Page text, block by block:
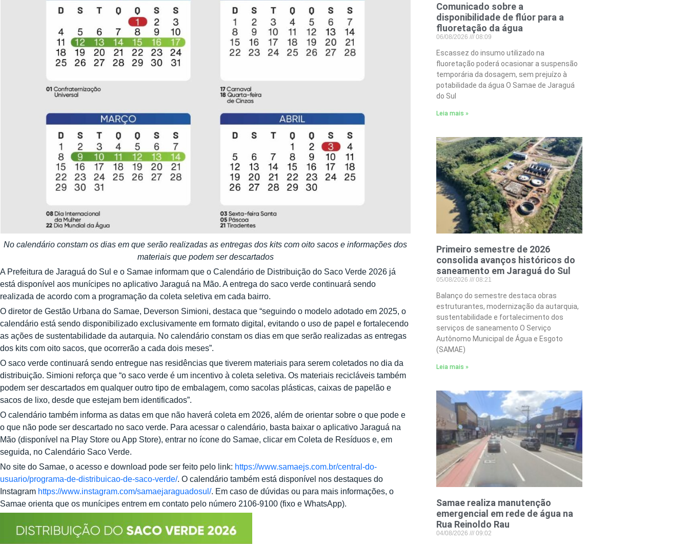
No calendário constam os dias em que serão realizadas as entregas dos kits com oito sacos e informações dos
materiais que podem ser descartados
A Prefeitura de Jaraguá do Sul e o Samae informam que o Calendário de Distribuição do Saco Verde 2026 já
está disponível aos munícipes no aplicativo Jaraguá na Mão. A entrega do saco verde continuará sendo
realizada de acordo com a programação da coleta seletiva em cada bairro.
O diretor de Gestão Urbana do Samae, Deverson Simioni, destaca que “seguindo o modelo adotado em 2025, o
calendário está sendo disponibilizado exclusivamente em formato digital, evitando o uso de papel e fortalecendo
as ações de sustentabilidade da autarquia. No calendário constam os dias em que serão realizadas as entregas
dos kits com oito sacos, que ocorrerão a cada dois meses”.
O saco verde continuará sendo entregue nas residências que tiverem materiais para serem coletados no dia da
distribuição. Simioni reforça que “o saco verde é um incentivo à coleta seletiva. Os materiais recicláveis também
podem ser descartados em qualquer outro tipo de embalagem, como sacolas plásticas, caixas de papelão e
sacos de lixo, desde que estejam bem identificados”.
O calendário também informa as datas em que não haverá coleta em 2026, além de orientar sobre o que pode e
o que não pode ser descartado no saco verde. Para acessar o calendário, basta baixar o aplicativo Jaraguá na
Mão (disponível na Play Store ou App Store), entrar no ícone do Samae, clicar em Coleta de Resíduos e, em
seguida, no Calendário Saco Verde.
No site do Samae, o acesso e download pode ser feito pelo link: https://www.samaejs.com.br/central-do-
usuario/programa-de-distribuicao-de-saco-verde/. O calendário também está disponível nos destaques do
Instagram https://www.instagram.com/samaejaraguadosul/. Em caso de dúvidas ou para mais informações, o
Samae orienta que os munícipes entrem em contato pelo número 2106-9100 (fixo e WhatsApp).
Comunicado sobre a
disponibilidade de flúor para a
fluoretação da água
06/08/2026 08:09
Escassez do insumo utilizado na
fluoretação poderá ocasionar a suspensão
temporária da dosagem, sem prejuízo à
potabilidade da água O Samae de Jaraguá
do Sul
Leia mais »
Primeiro semestre de 2026
consolida avanços históricos do
saneamento em Jaraguá do Sul
05/08/2026 08:21
Balanço do semestre destaca obras
estruturantes, modernização da autarquia,
sustentabilidade e fortalecimento dos
serviços de saneamento O Serviço
Autônomo Municipal de Água e Esgoto
(SAMAE)
Leia mais »
Samae realiza manutenção
emergencial em rede de água na
Rua Reinoldo Rau
04/08/2026 09:02